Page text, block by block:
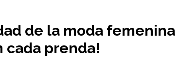
de la moda femenina
cada prenda!